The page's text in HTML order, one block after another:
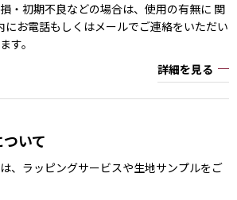
・初期不良などの場合は、使用の有無に 関
にお電話もしくはメールでご連絡をいただい
す。
詳細を見る
いて
、ラッピングサービスや生地サンプルをご